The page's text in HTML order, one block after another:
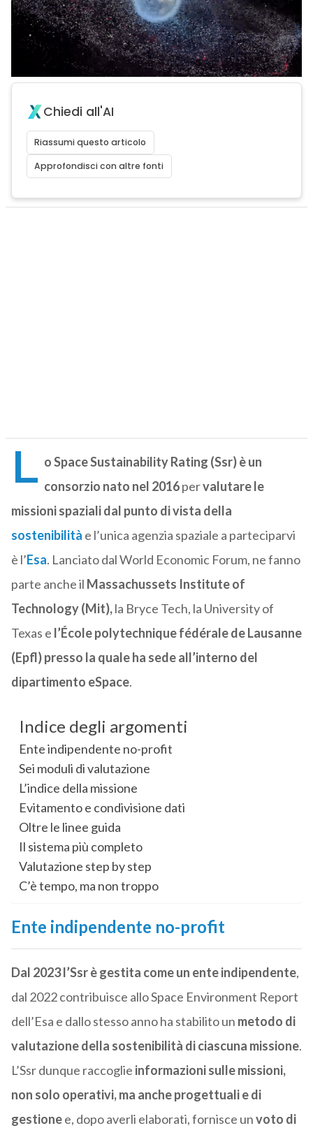
Chiedi all'AI
Riassumi questo articolo
Approfondisci con altre fonti
L o Space Sustainability Rating (Ssr) è un
consorzio nato nel 2016pervalutare le
missioni spaziali dal punto di vista della
sostenibilità e l’unica agenzia spaziale a parteciparvi
è l’Esa. Lanciato dal World Economic Forum, ne fanno
parte anche il Massachussets Institute of
Technology (Mit),la Bryce Tech, la University of
Texas e l’École polytechnique fédérale de Lausanne
(Epfl) presso la quale ha sede all’interno del
dipartimento eSpace.
Indice degli argomenti
Ente indipendente no-profit
Sei moduli di valutazione
L’indice della missione
Evitamento e condivisione dati
Oltre le linee guida
Il sistema più completo
Valutazione step by step
C’è tempo, ma non troppo
Ente indipendente no-profit
Dal 2023 l’Ssr è gestita come un ente indipendente,
dal 2022 contribuisce allo Space Environment Report
dell’Esa e dallo stesso anno ha stabilito un metodo di
valutazione della sostenibilità di ciascuna missione.
L’Ssr dunque raccoglie informazioni sulle missioni,
non solo operativi, ma anche progettuali e di
gestionee, dopo averli elaborati, fornisce unvoto di